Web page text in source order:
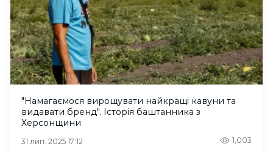
"Намагаємося вирощувати найкращі кавуни та
видавати бренд". Історія баштанника з
Херсонщини
31 лип. 2025 17:12 1,003